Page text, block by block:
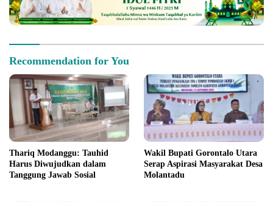
Recommendation for You
Thariq Modanggu: Tauhid
Harus Diwujudkan dalam
Tanggung Jawab Sosial
Wakil Bupati Gorontalo Utara
Serap Aspirasi Masyarakat Desa
Molantadu